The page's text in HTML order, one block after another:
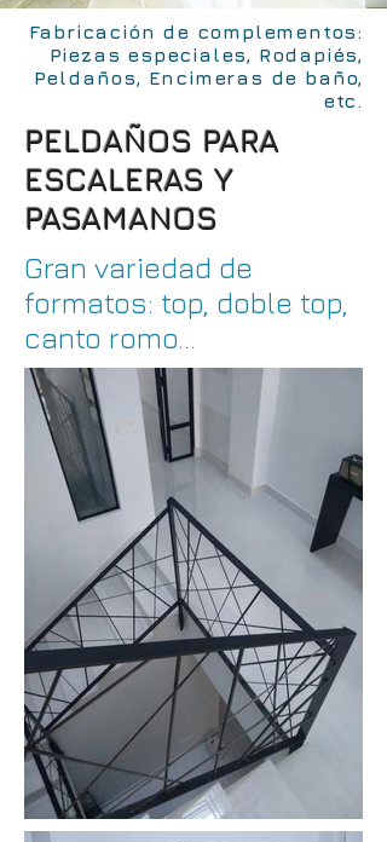
Fabricación de complementos:
Piezas especiales, Rodapiés,
Peldaños, Encimeras de baño,
etc.
PELDAÑOS PARA
ESCALERAS Y
PASAMANOS
Gran variedad de
formatos: top, doble top,
canto romo...